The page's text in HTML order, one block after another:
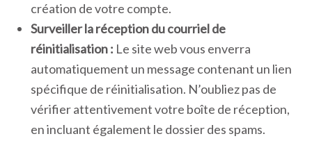
création de votre compte.
Surveiller la réception du courriel de
réinitialisation : Le site web vous enverra
automatiquement un message contenant un lien
spécifique de réinitialisation. N’oubliez pas de
vérifier attentivement votre boîte de réception,
en incluant également le dossier des spams.